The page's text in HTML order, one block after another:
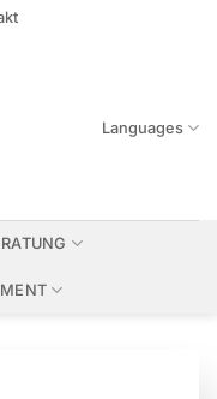
Languages